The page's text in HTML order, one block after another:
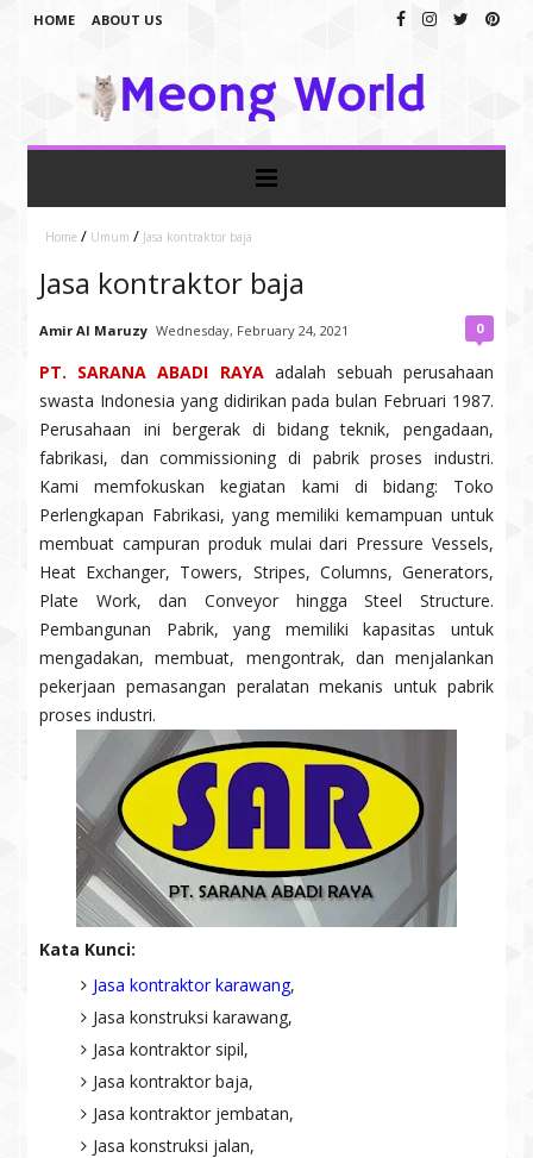
HOME ABOUT US
Home / Umum / Jasa kontraktor baja
Jasa kontraktor baja
Amir Al Maruzy Wednesday, February 24, 2021 0
PT. SARANA ABADI RAYAadalah sebuah perusahaan
swasta Indonesia yang didirikan pada bulan Februari 1987.
Perusahaan ini bergerak di bidang teknik, pengadaan,
fabrikasi, dan commissioning di pabrik proses industri.
Kami memfokuskan kegiatan kami di bidang: Toko
Perlengkapan Fabrikasi, yang memiliki kemampuan untuk
membuat campuran produk mulai dari Pressure Vessels,
Heat Exchanger, Towers, Stripes, Columns, Generators,
Plate Work, dan Conveyor hingga Steel Structure.
Pembangunan Pabrik, yang memiliki kapasitas untuk
mengadakan, membuat, mengontrak, dan menjalankan
pekerjaan pemasangan peralatan mekanis untuk pabrik
proses industri.
Kata Kunci:
Jasa kontraktor karawang,
Jasa konstruksi karawang,
Jasa kontraktor sipil,
Jasa kontraktor baja,
Jasa kontraktor jembatan,
Jasa konstruksi jalan,